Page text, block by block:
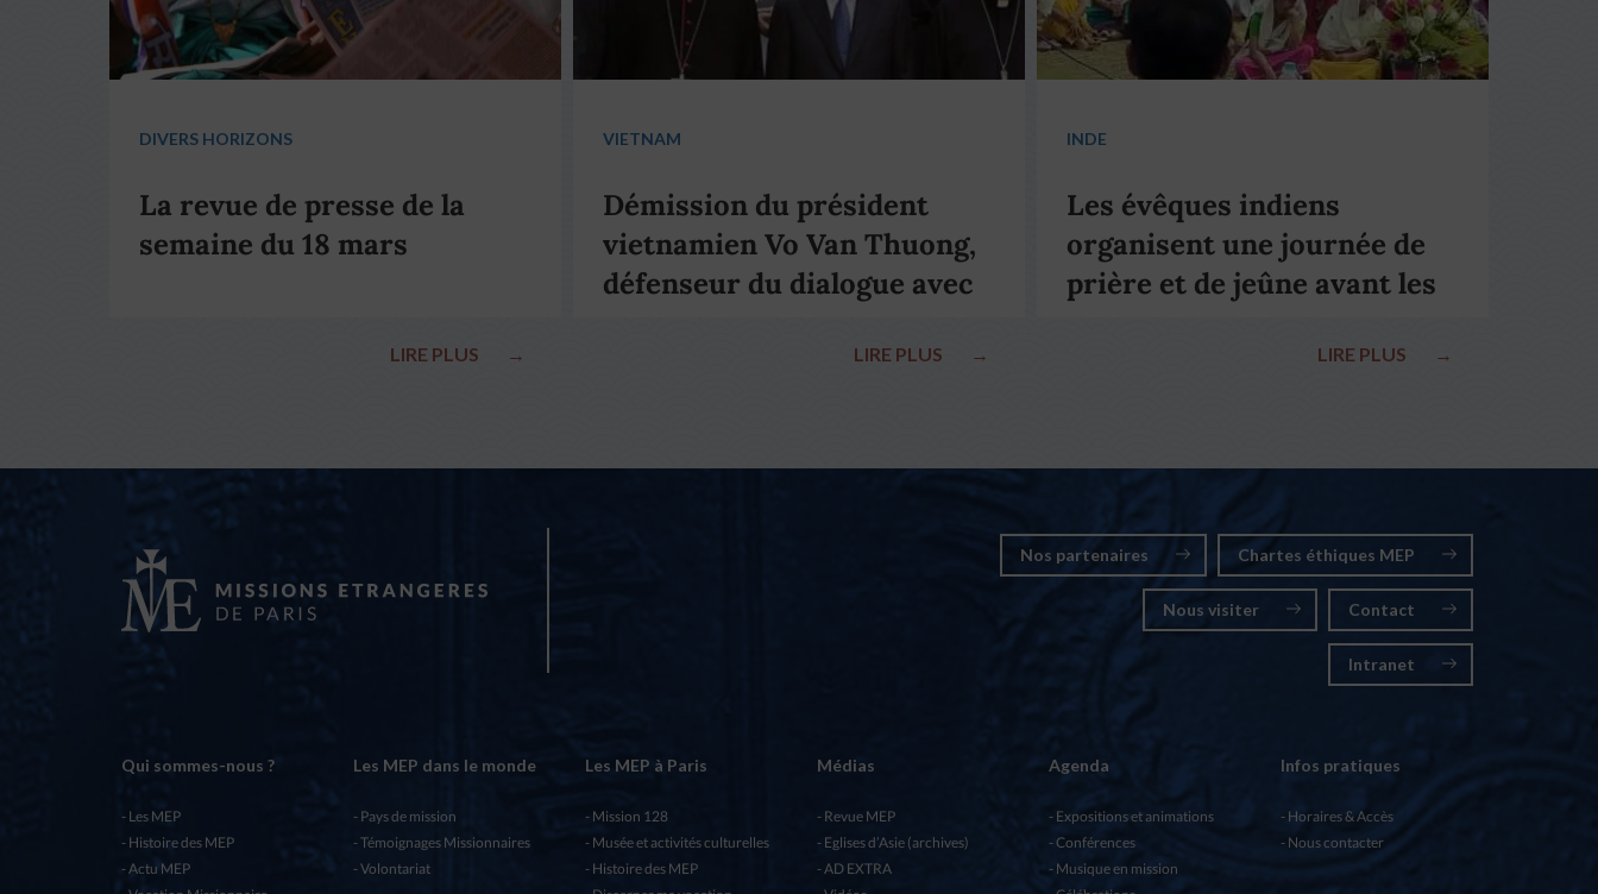
DIVERS HORIZONS
La revue de presse de la
semaine du 18 mars
LIRE PLUS →
VIETNAM
Démission du président
vietnamien Vo Van Thuong,
défenseur du dialogue avec
LIRE PLUS →
INDE
Les évêques indiens
organisent une journée de
prière et de jeûne avant les
LIRE PLUS →
Nos partenaires Chartes éthiques MEP
Nous visiter Contact
Intranet
Qui sommes-nous ?
Les MEP
Histoire des MEP
Actu MEP
Les MEP dans le monde
Pays de mission
Témoignages Missionnaires
Volontariat
Les MEP à Paris
Mission 128
Musée et activités culturelles
Histoire des MEP
Médias
Revue MEP
Eglises d’Asie (archives)
AD EXTRA
Agenda
Expositions et animations
Conférences
Musique en mission
Infos pratiques
Horaires & Accès
Nous contacter